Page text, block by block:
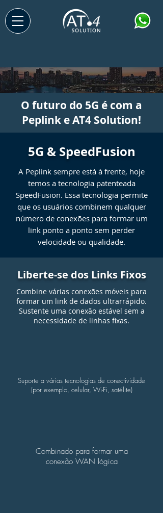
O futuro do 5G é com a
Peplink e AT4 Solution!
5G & SpeedFusion
A Peplink sempre está à frente, hoje
temos a tecnologia patenteada
SpeedFusion. Essa tecnologia permite
que os usuários combinem qualquer
número de conexões para formar um
link ponto a ponto sem perder
velocidade ou qualidade.
Liberte-se dos Links Fixos
Combine várias conexões móveis para
formar um link de dados ultrarrápido.
Sustente uma conexão estável sem a
necessidade de linhas fixas.
Suporte a várias tecnologias de conectividade
(por exemplo, celular, Wi-Fi, satélite)
Combinado para formar uma
conexão WAN lógica